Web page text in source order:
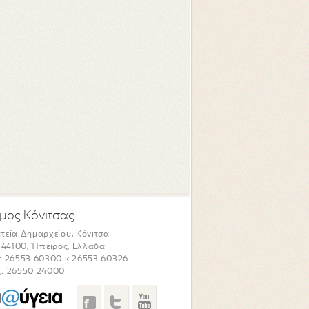
Κόνιτσας
Δημαρχείου, Κόνιτσα
44100, Ήπειρος, Ελλάδα
26553 60300 κ 26553 60326
26550 24000